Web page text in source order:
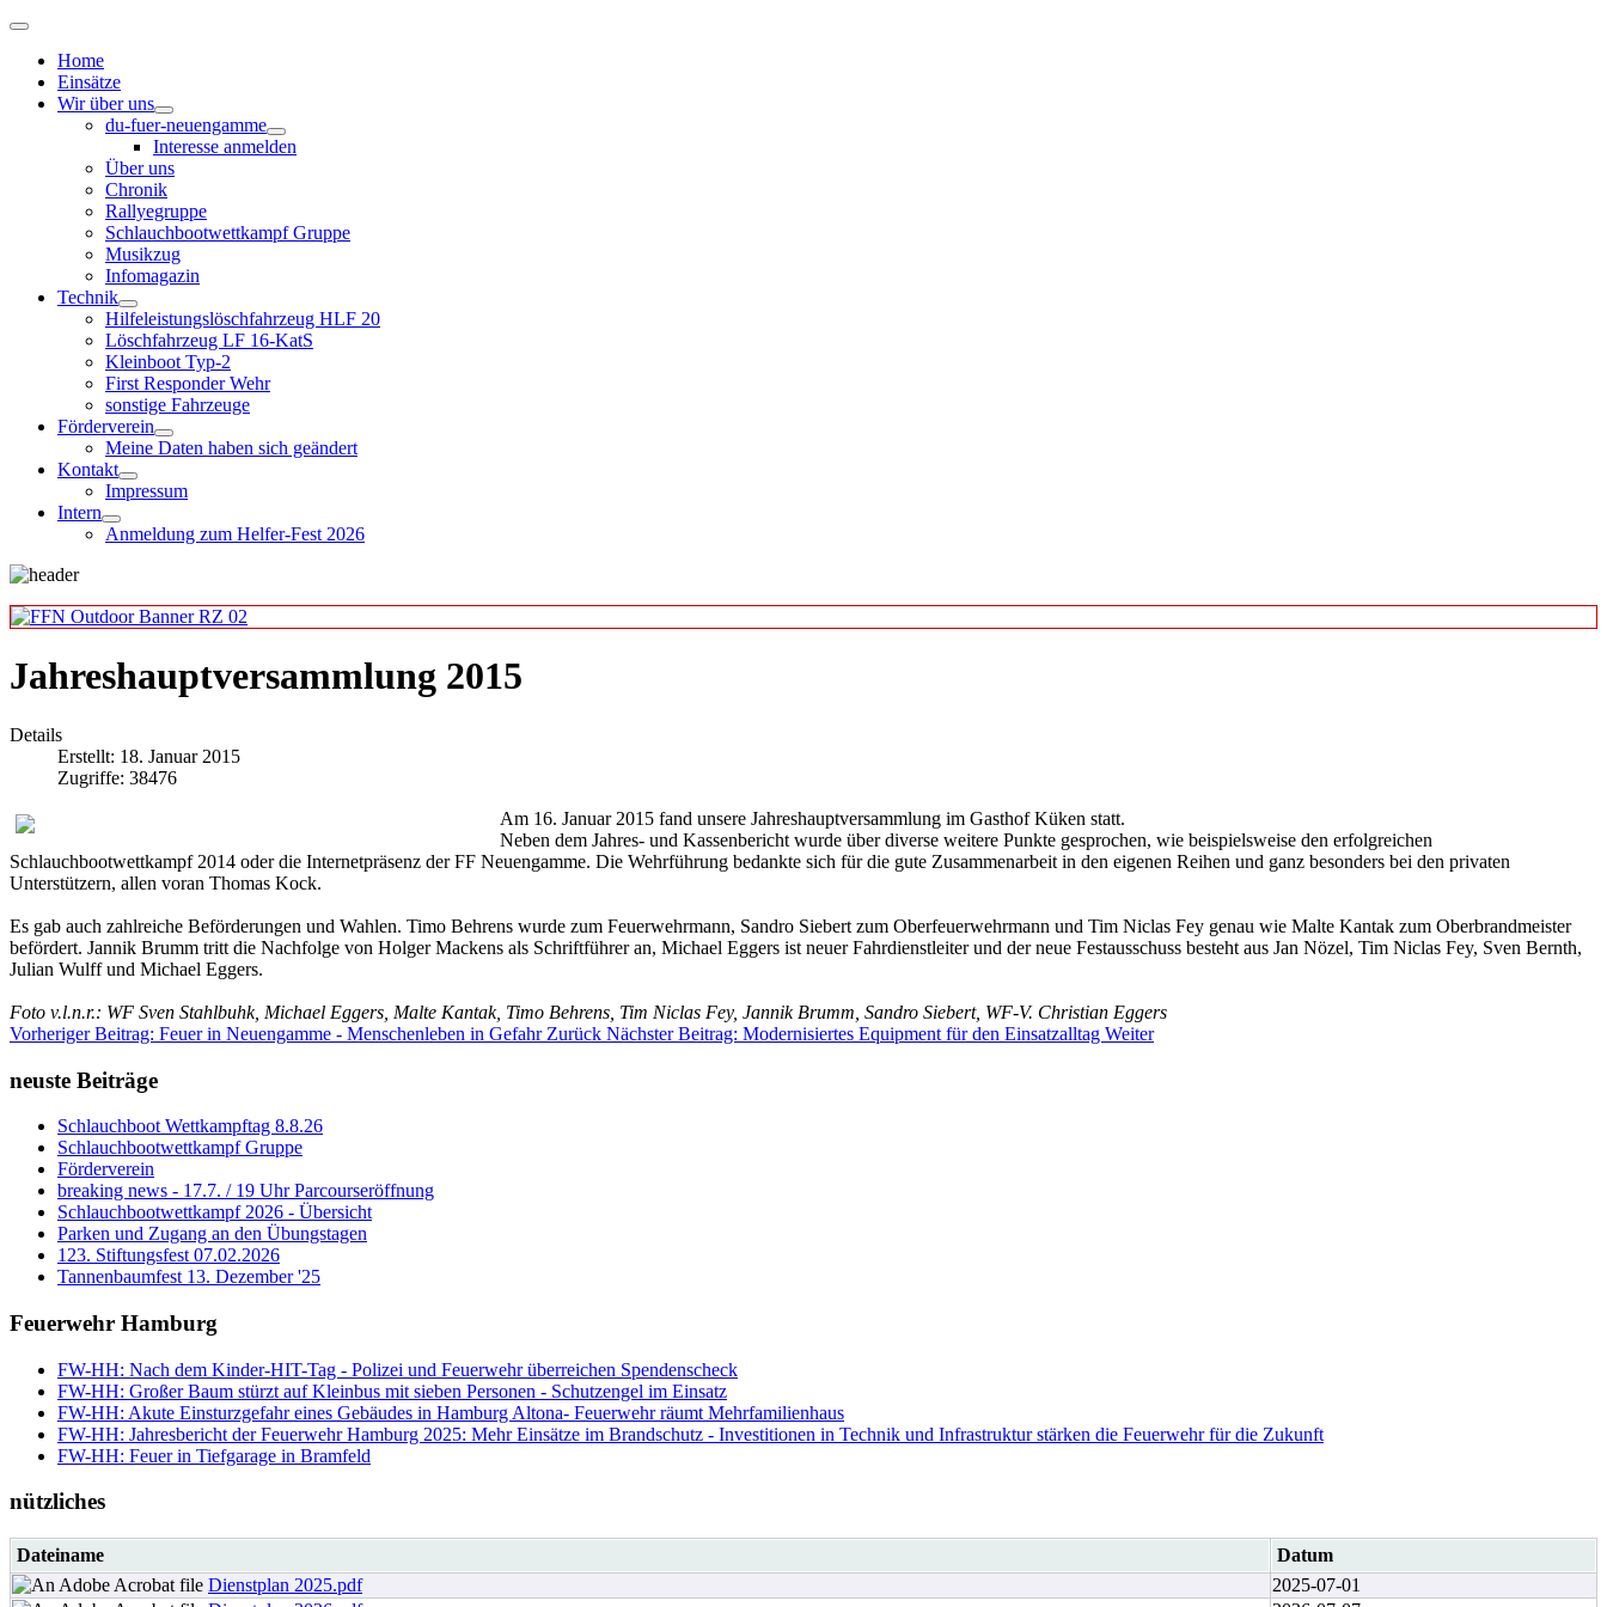
Home
Einsätze
Wir über uns
du-fuer-neuengamme
Interesse anmelden
Über uns
Chronik
Rallyegruppe
Schlauchbootwettkampf Gruppe
Musikzug
Infomagazin
Technik
Hilfeleistungslöschfahrzeug HLF 20
Löschfahrzeug LF 16-KatS
Kleinboot Typ-2
First Responder Wehr
sonstige Fahrzeuge
Förderverein
Meine Daten haben sich geändert
Kontakt
Impressum
Intern
Anmeldung zum Helfer-Fest 2026
Jahreshauptversammlung 2015
Details
Erstellt: 18. Januar 2015
Zugriffe: 38476
Am 16. Januar 2015 fand unsere Jahreshauptversammlung im Gasthof Küken statt.
Neben dem Jahres- und Kassenbericht wurde über diverse weitere Punkte gesprochen, wie beispielsweise den erfolgreichen
Schlauchbootwettkampf 2014 oder die Internetpräsenz der FF Neuengamme. Die Wehrführung bedankte sich für die gute Zusammenarbeit in den eigenen Reihen und ganz besonders bei den privaten
Unterstützern, allen voran Thomas Kock.
Es gab auch zahlreiche Beförderungen und Wahlen. Timo Behrens wurde zum Feuerwehrmann, Sandro Siebert zum Oberfeuerwehrmann und Tim Niclas Fey genau wie Malte Kantak zum Oberbrandmeister
befördert. Jannik Brumm tritt die Nachfolge von Holger Mackens als Schriftführer an, Michael Eggers ist neuer Fahrdienstleiter und der neue Festausschuss besteht aus Jan Nözel, Tim Niclas Fey, Sven Bernth,
Julian Wulff und Michael Eggers.
Foto v.l.n.r.: WF Sven Stahlbuhk, Michael Eggers, Malte Kantak, Timo Behrens, Tim Niclas Fey, Jannik Brumm, Sandro Siebert, WF-V. Christian Eggers
Vorheriger Beitrag: Feuer in Neuengamme - Menschenleben in Gefahr Zurück Nächster Beitrag: Modernisiertes Equipment für den Einsatzalltag Weiter
neuste Beiträge
Schlauchboot Wettkampftag 8.8.26
Schlauchbootwettkampf Gruppe
Förderverein
breaking news - 17.7. / 19 Uhr Parcourseröffnung
Schlauchbootwettkampf 2026 - Übersicht
Parken und Zugang an den Übungstagen
123. Stiftungsfest 07.02.2026
Tannenbaumfest 13. Dezember '25
Feuerwehr Hamburg
FW-HH: Nach dem Kinder-HIT-Tag - Polizei und Feuerwehr überreichen Spendenscheck
FW-HH: Großer Baum stürzt auf Kleinbus mit sieben Personen - Schutzengel im Einsatz
FW-HH: Akute Einsturzgefahr eines Gebäudes in Hamburg Altona- Feuerwehr räumt Mehrfamilienhaus
FW-HH: Jahresbericht der Feuerwehr Hamburg 2025: Mehr Einsätze im Brandschutz - Investitionen in Technik und Infrastruktur stärken die Feuerwehr für die Zukunft
FW-HH: Feuer in Tiefgarage in Bramfeld
nützliches
Dateiname
Datum
Dienstplan 2025.pdf
2025-07-01